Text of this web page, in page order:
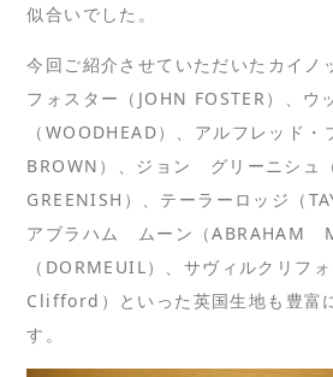
似合いでした。
今回ご紹介させていただいたカイノ
フォスター（JOHN FOSTER）、ウ
（WOODHEAD）、アルフレッド・
BROWN）、ジョン グリーニシュ
GREENISH）、テーラーロッジ（
アブラハム ムーン（ABRAHAM
（DORMEUIL）、サヴィルクリフ
Clifford）といった英国生地も豊富
す。